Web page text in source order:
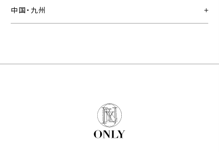
中国・九州